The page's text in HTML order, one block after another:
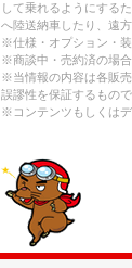
して乗れるようにする
へ陸送納車したり、遠
※仕様・オプション・装
※商談中・売約済の場合
※当情報の内容は各販
誤謬性を保証するもの
※コンテンツもしくはデ